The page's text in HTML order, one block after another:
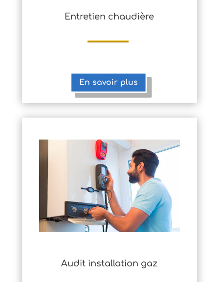
Entretien chaudière
En savoir plus
Audit installation gaz